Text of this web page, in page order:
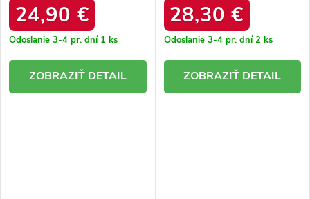
24,90 €
Odoslanie 3-4 pr. dní 1 ks
DETAIL
28,30 €
Odoslanie 3-4 pr. dní2 ks
DETAIL